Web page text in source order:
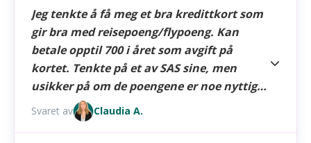
cashback eller annen poengopptjening. Jeg
ønsker også fordeler i form av hotell og
privatreiser samt rabatter i norske
nettbutikker. Jeg skal nemlig gjøre diverse
dyre kjøp i forbindelse med flytting. Fra før
har jeg Sparebank 1 som privatbank, og
Bank Norwegian som kredittkort, men
Det er betalingsnettverkene som avgjør hvor du kan
bruke kredittkort utenfor Norge.
Mastercards og Visas respektive nettverk har omtrent
samme utbredelse. Forhandlere som aksepterer
Visa,
aksepterer stort sett Mastercard også (og omvendt).
American Expressdriver sitt eget betalingsnettverk.
Utbredelsen er ikke like omfattende som den er med
Jeg tenkte å få meg et bra kredittkort som
gir bra med reisepoeng/flypoeng. Kan
betale opptil 700 i året som avgift på
kortet. Tenkte på et av SAS sine, men
usikker på om de poengene er noe nyttig
når SAS skal inn i Star alliance. Men igjen,
så vet jeg ikke helt. Noen tips?
Svaret av Claudia A.